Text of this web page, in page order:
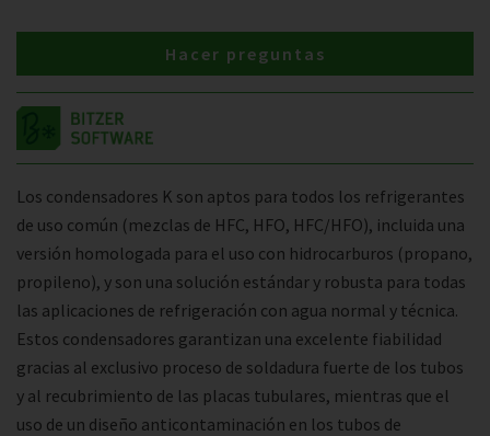
Los condensadores K son aptos para todos los refrigerantes
de uso común (mezclas de HFC, HFO, HFC/HFO), incluida una
versión homologada para el uso con hidrocarburos (propano,
propileno), y son una solución estándar y robusta para todas
las aplicaciones de refrigeración con agua normal y técnica.
Estos condensadores garantizan una excelente fiabilidad
gracias al exclusivo proceso de soldadura fuerte de los tubos
y al recubrimiento de las placas tubulares, mientras que el
uso de un diseño anticontaminación en los tubos de
Hacer preguntas